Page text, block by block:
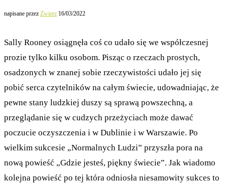
napisane przez Zwierz 16/03/2022
Sally Rooney osiągnęła coś co udało się we współczesnej
prozie tylko kilku osobom. Pisząc o rzeczach prostych,
osadzonych w znanej sobie rzeczywistości udało jej się
pobić serca czytelników na całym świecie, udowadniając, że
pewne stany ludzkiej duszy są sprawą powszechną, a
przeglądanie się w cudzych przeżyciach może dawać
poczucie oczyszczenia i w Dublinie i w Warszawie. Po
wielkim sukcesie „Normalnych Ludzi” przyszła pora na
nową powieść „Gdzie jesteś, piękny świecie”. Jak wiadomo
kolejna powieść po tej która odniosła niesamowity sukces to